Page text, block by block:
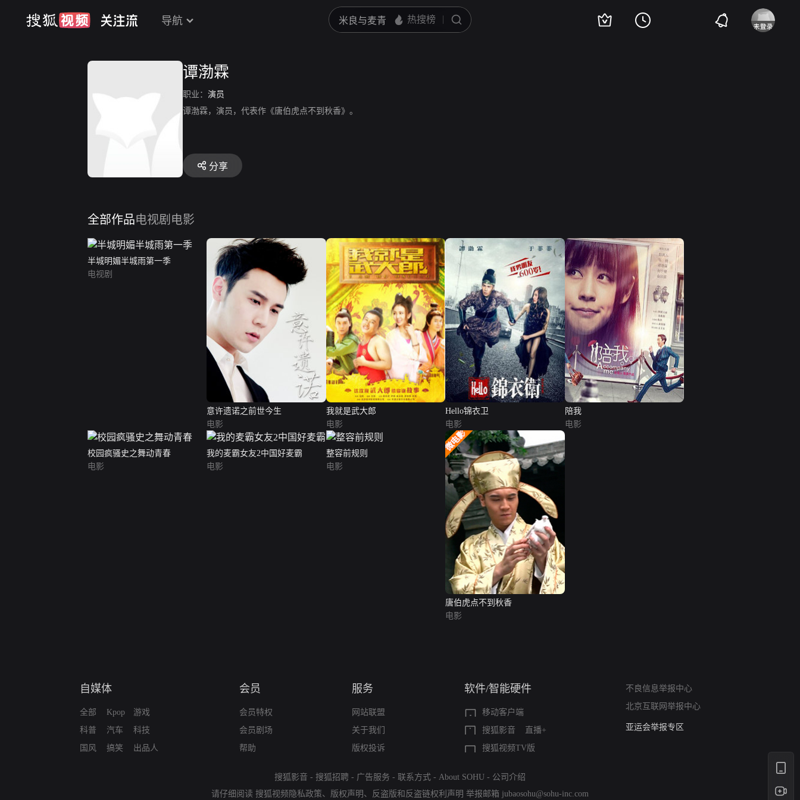
导航
谭渤霖
职业： 演员
谭渤霖，演员，代表作《唐伯虎点不到秋香》。
分享
全部作品电视剧 电影
半城明媚半城雨第一季
电视剧
意许遗诺之前世今生
电影
我就是武大郎
电影
Hello锦衣卫
电影
陪我
电影
校园疯骚史之舞动青春
电影
我的麦霸女友2中国好麦霸
电影
整容前规则
电影
唐伯虎点不到秋香
电影
自媒体
全部
科普
国风
Kpop
汽车
搞笑
游戏
科技
出品人
会员
会员特权
会员剧场
帮助
服务
网站联盟
关于我们
版权投诉
软件/智能硬件
移动客户端
搜狐影音
直播+
搜狐视频TV版
不良信息举报中心
北京互联网举报中心
算法推荐专项举报
亚运会举报专区
搜狐影音 - 搜狐招聘 - 广告服务 - 联系方式 - About SOHU - 公司介绍
请仔细阅读 搜狐视频隐私政策、 版权声明 、 反盗版和反盗链权利声明 举报邮箱 jubaosohu@sohu-inc.com